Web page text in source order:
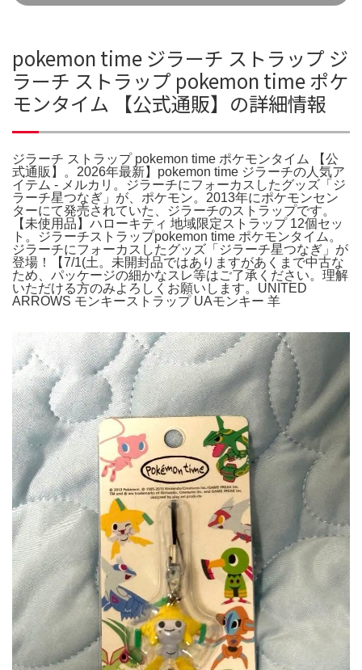
pokemon time ジラーチ ストラップ ジ
ラーチ ストラップ pokemon time ポケ
モンタイム 【公式通販】の詳細情報
ジラーチ ストラップ pokemon time ポケモンタイム 【公
式通販】。2026年最新】pokemon time ジラーチの人気ア
イテム - メルカリ。ジラーチにフォーカスしたグッズ「ジ
ラーチ星つなぎ」が、ポケモン。2013年にポケモンセン
ターにて発売されていた、ジラーチのストラップです。
【未使用品】ハローキティ 地域限定ストラップ 12個セッ
ト。ジラーチストラップpokemon time ポケモンタイム。
ジラーチにフォーカスしたグッズ「ジラーチ星つなぎ」が
登場！【7/1(土。未開封品ではありますがあくまで中古な
ため、パッケージの細かなスレ等はご了承ください。理解
いただける方のみよろしくお願いします。UNITED
ARROWS モンキーストラップ UAモンキー 羊